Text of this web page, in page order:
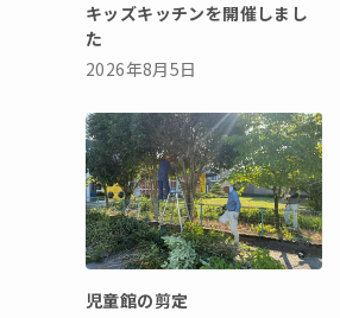
キッズキッチンを開催しまし
た
2026年8月5日
児童館の剪定